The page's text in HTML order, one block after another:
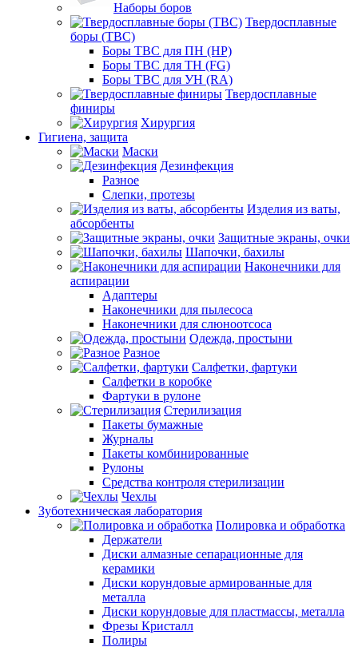
Наборы боров
Твердосплавные
боры (ТВС)
Боры ТВС для ПН (HP)
Боры ТВС для ТН (FG)
Боры ТВС для УН (RA)
Твердосплавные
финиры
Хирургия
Гигиена, защита
Маски
Дезинфекция
Разное
Слепки, протезы
Изделия из ваты,
абсорбенты
Защитные экраны, очки
Шапочки, бахилы
Наконечники для
аспирации
Адаптеры
Наконечники для пылесоса
Наконечники для слюноотсоса
Одежда, простыни
Разное
Салфетки, фартуки
Салфетки в коробке
Фартуки в рулоне
Стерилизация
Пакеты бумажные
Журналы
Пакеты комбинированные
Рулоны
Средства контроля стерилизации
Чехлы
Зуботехническая лаборатория
Полировка и обработка
Держатели
Диски алмазные сепарационные для
керамики
Диски корундовые армированные для
металла
Диски корундовые для пластмассы, металла
Фрезы Кристалл
Полиры